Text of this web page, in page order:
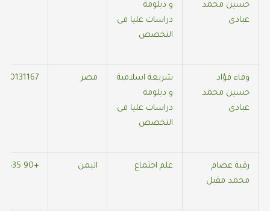
حسين محمد
عبادى
و دبلومة
دراسات عليا فى
التخصص
وفاء فؤاد
حسين محمد
عبادى
شريعة اسلامية
و دبلومة
دراسات عليا فى
التخصص
مصر
رقية عصام
محمد مقبل
علم اجتماع اليمن +90 535 418 7664